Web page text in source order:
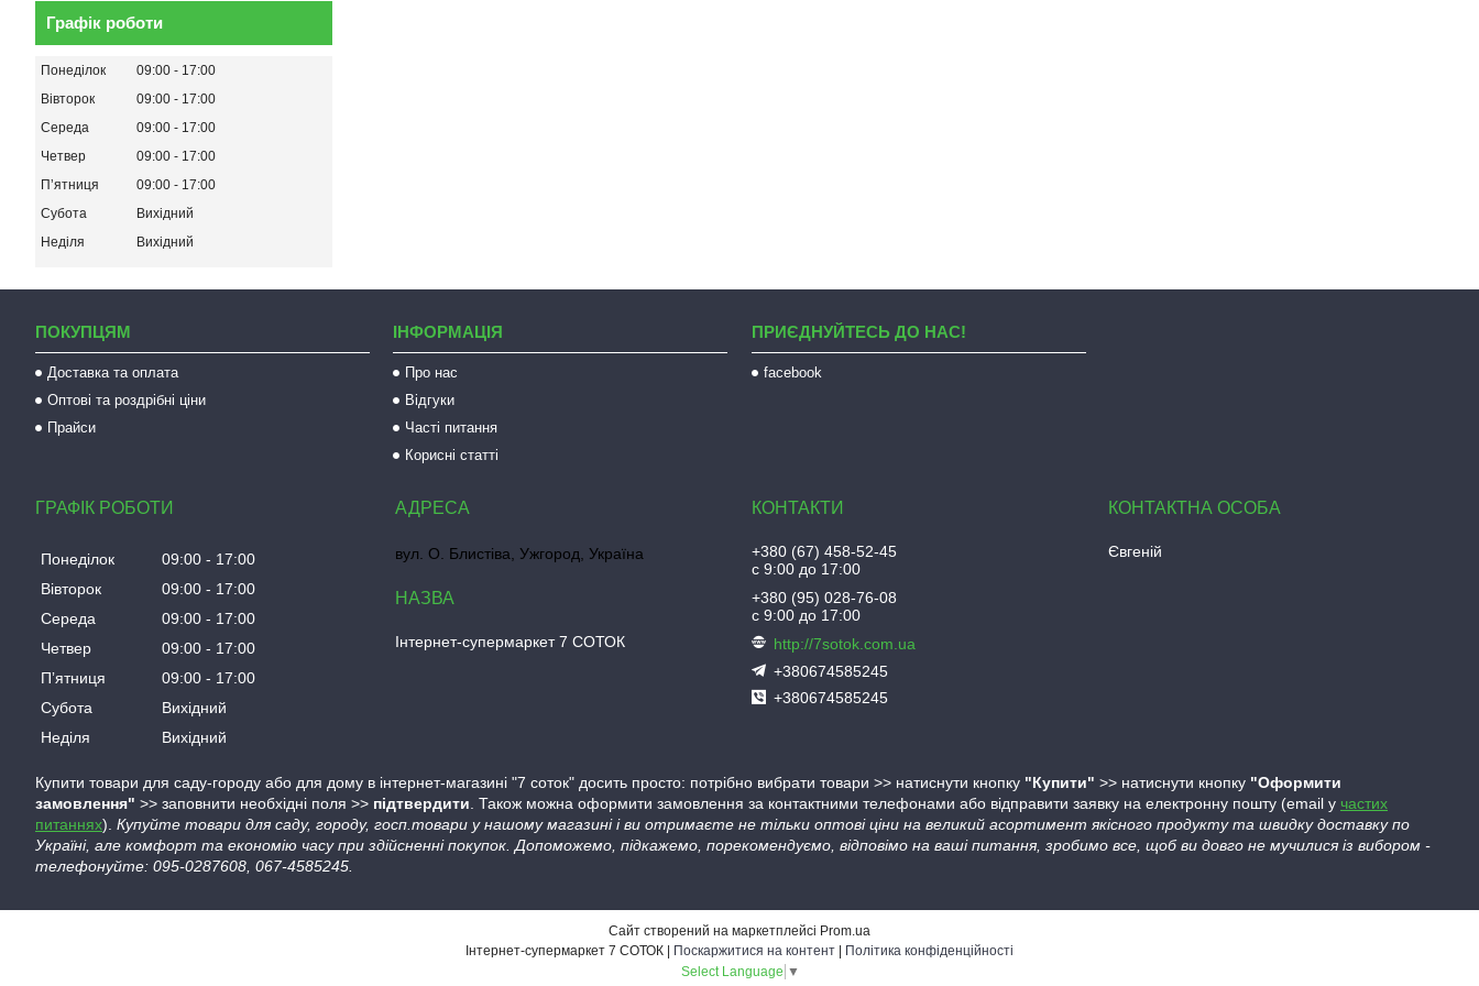
Графік роботи
Понеділок 09:00
17:00
Вівторок
09:00
17:00
Середа
09:00
17:00
Четвер
09:00
17:00
Пʼятниця
09:00
17:00
Субота
Вихідний
Неділя
Вихідний
ПОКУПЦЯМ
Доставка та оплата
Оптові та роздрібні ціни
Прайси
ІНФОРМАЦІЯ
Про нас
Відгуки
Часті питання
Корисні статті
ПРИЄДНУЙТЕСЬ ДО НАС!
facebook
ГРАФІК РОБОТИ
Понеділок 09:00
17:00
Вівторок
09:00
17:00
Середа
09:00
17:00
Четвер
09:00
17:00
Пʼятниця
09:00
17:00
Субота
Вихідний
Неділя
Вихідний
вул. О. Блистіва, Ужгород, Україна
Інтернет-супермаркет 7 СОТОК
+380 (67) 458-52-45
с 9:00 до 17:00
+380 (95) 028-76-08
с 9:00 до 17:00
http://7sotok.com.ua
+380674585245
+380674585245
Євгеній
Купити товари для саду-городу або для дому в інтернет-магазині "7 соток" досить просто: потрібно вибрати товари >> натиснути кнопку "Купити" >> натиснути кнопку "Оформити
замовлення" >> заповнити необхідні поля >> підтвердити. Також можна оформити замовлення за контактними телефонами або відправити заявку на електронну пошту (email у частих
питаннях). Купуйте товари для саду, городу, госп.товари у нашому магазині і ви отримаєте не тільки оптові ціни на великий асортимент якісного продукту та швидку доставку по
Україні, але комфорт та економію часу при здійсненні покупок. Допоможемо, підкажемо, порекомендуємо, відповімо на ваші питання, зробимо все, щоб ви довго не мучилися із вибором -
телефонуйте: 095-0287608, 067-4585245.
Сайт створений на маркетплейсі Prom.ua
Поскаржитися на контент
Політика конфіденційності
Select Language ▼